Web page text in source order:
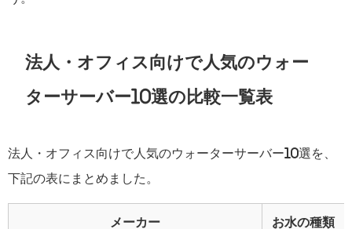
法人・オフィス向けで人気のウォー
ターサーバー10選の比較一覧表
法人・オフィス向けで人気のウォーターサーバー10選を、
下記の表にまとめました。
メーカー お水の種類